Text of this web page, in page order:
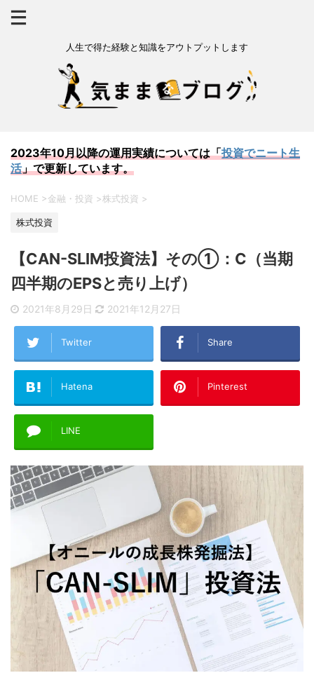
人生で得た経験と知識をアウトプットします
2023年10月以降の運用実績については「投資でニート生
活」で更新しています。
HOME >金融・投資 >株式投資 >
株式投資
【CAN-SLIM投資法】その①：C（当期
四半期のEPSと売り上げ）
2021年8月29日 2021年12月27日
Twitter Share
Hatena Pinterest
LINE